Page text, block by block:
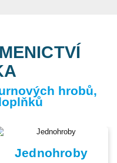
hrobů,
Jednohroby